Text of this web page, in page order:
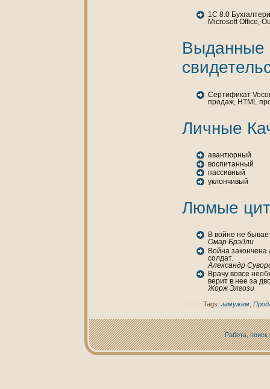
1C 8.0
Microsoft Office,
Выданные
Сертификат
продаж, HTML
Личные
авантюрный
воспитанный
пассивный
уклончивый
Люмые
В войне не
Омар Брэдли
Войнa закoнченa
солдат.
Александр
Врачу вовсе
верит в нее за
Жорж Элгози
Tags: замужем
Работа, поиск